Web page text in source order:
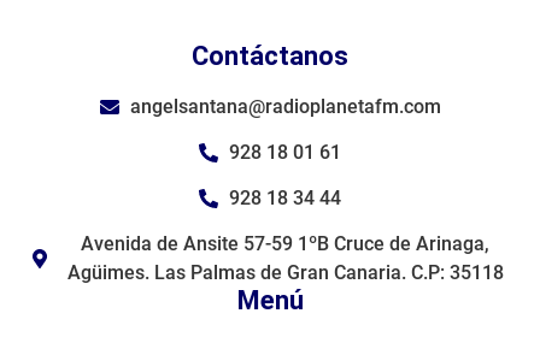
Menú
Contáctanos
angelsantana@radioplanetafm.com
928 18 01 61
928 18 34 44
Avenida de Ansite 57-59 1ºB Cruce de Arinaga,
Agüimes. Las Palmas de Gran Canaria. C.P: 35118